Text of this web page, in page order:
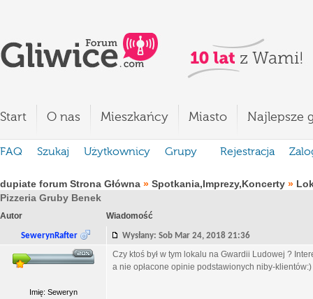
Start O nas Mieszkańcy Miasto Najlepsze
FAQ Szukaj Użytkownicy Grupy Rejestracja
dupiate forum Strona Główna » Spotkania,Imprezy,Koncerty »
Pizzeria Gruby Benek
Autor Wiadomość
SewerynRafter Wysłany: Sob Mar 24, 2018 21:36
Imię: Seweryn
Czy ktoś był w tym lokalu na Gwardii Ludowej ?
a nie opłacone opinie podstawionych niby-klientów:)